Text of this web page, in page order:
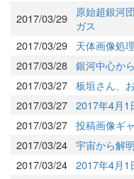
2017/03/29
原始超銀河
ガス
2017/03/29
天体画像処
2017/03/28 銀河中心か
2017/03/27 板垣さん、
2017/03/27 2017年4月1
2017/03/27 投稿画像ギ
2017/03/24 宇宙から解
2017/03/24 2017年4月1